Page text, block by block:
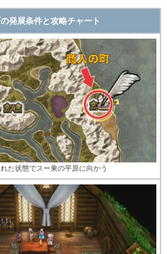
発展条件と攻略チャート
た状態でスー東の平原に向かう